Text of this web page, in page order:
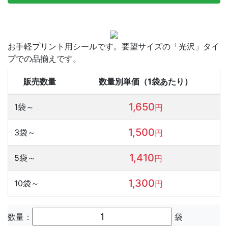
お手軽プリント用シールです。要望サイズの「光沢」タイ
プでの品揃えです。
販売数量 数量別単価（1袋あたり）
1袋～ 1,650円
3袋～ 1,500円
5袋～ 1,410円
10袋～ 1,300円
数量： 袋